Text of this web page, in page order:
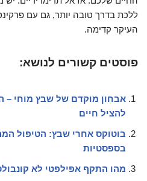
ללכת בדרך טובה יותר, גם עם
העיקר קדימה.
פוסטים קשורים לנושא:
אבחון מוקדם של שבץ מוחי –
להציל חיים
בוטוקס אחרי שבץ: הטיפול
בספסטיות
מהו התקף אפילפטי לא